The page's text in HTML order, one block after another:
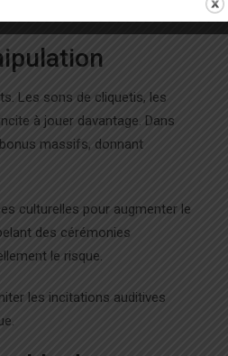
Les sons de cliquetis, les
à jouer davantage. Dans
massifs, donnant
culturelles pour augmenter le
des cérémonies
le risque.
les incitations auditives